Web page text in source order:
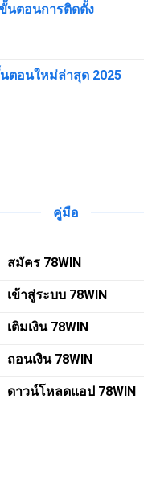
นตอนการติดตั้ง
นตอนใหม่ล่าสุด 2025
คู่มือ
สมัคร 78WIN
เข้าสู่ระบบ 78WIN
เติมเงิน 78WIN
ถอนเงิน 78WIN
ดาวน์โหลดแอป 78WIN